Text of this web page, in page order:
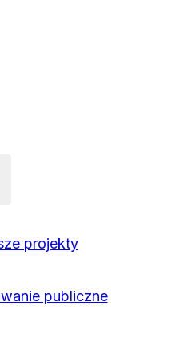
projekty
publiczne